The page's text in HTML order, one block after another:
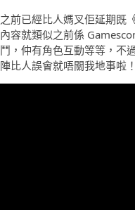
之前已經比人媽叉佢延期既
內容就類似之前係
鬥，仲有角色互動等等，
陣比人誤會就唔關我地事啦！